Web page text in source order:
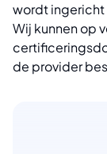
wordt
Wij kunnen op
de provider